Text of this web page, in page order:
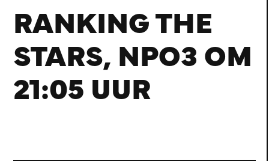
RANKING THE
STARS, NPO3 OM
21:05 UUR